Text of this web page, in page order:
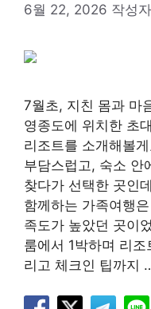
6월 22, 2026 작성
7월초, 지친 몸과 마
영종도에 위치한 초
리조트를 소개해볼
부담스럽고, 숙소 안
찾다가 선택한 곳인
함께하는 가족여행
족도가 높았던 곳이
룸에서 1박하며 리
리고 체크인 팁까지